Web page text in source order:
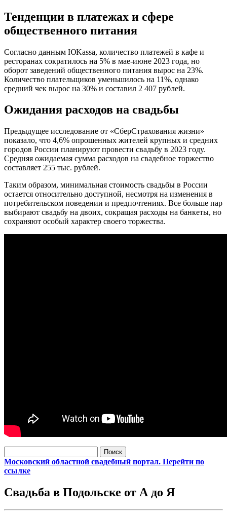
Тенденции в платежах и сфере
общественного питания
Согласно данным ЮKassa, количество платежей в кафе и
ресторанах сократилось на 5% в мае-июне 2023 года, но
оборот заведений общественного питания вырос на 23%.
Количество плательщиков уменьшилось на 11%, однако
средний чек вырос на 30% и составил 2 407 рублей.
Ожидания расходов на свадьбы
Предыдущее исследование от «СберСтрахования жизни»
показало, что 4,6% опрошенных жителей крупных и средних
городов России планируют провести свадьбу в 2023 году.
Средняя ожидаемая сумма расходов на свадебное торжество
составляет 255 тыс. рублей.
Таким образом, минимальная стоимость свадьбы в России
остается относительно доступной, несмотря на изменения в
потребительском поведении и предпочтениях. Все больше пар
выбирают свадьбу на двоих, сокращая расходы на банкеты, но
сохраняют особый характер своего торжества.
Московский областной свадебный портал. Перейти по
ссылке
Свадьба в Подольске от А до Я